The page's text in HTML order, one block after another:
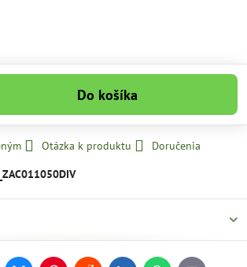
Do košíka
Otázka k produktu
Doručenia